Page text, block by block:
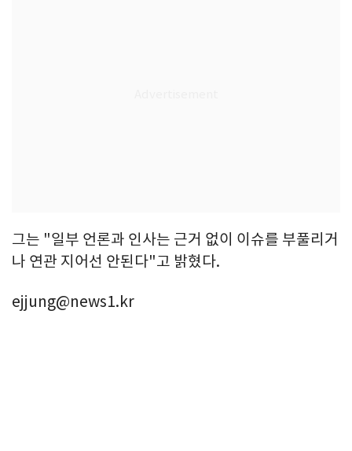
그는 "일부 언론과 인사는 근거 없이 이슈를 부풀리거
나 연관 지어선 안된다"고 밝혔다.
ejjung@news1.kr